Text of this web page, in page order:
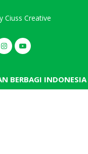
Ciuss Creative
INDONESIA